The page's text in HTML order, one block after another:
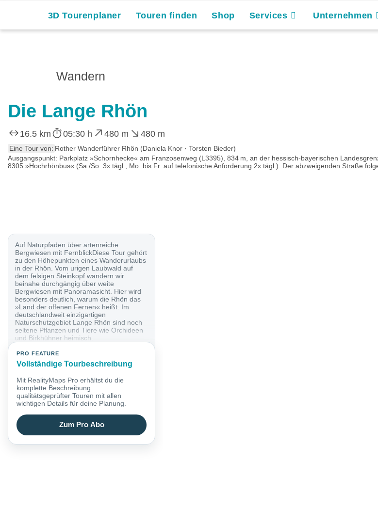
3D Tourenplaner Touren finden Shop Services Unternehmen
Wandern
Die Lange Rhön
16.5 km 05:30 h 480 m 480 m
Eine Tour von: Rother Wanderführer Rhön (Daniela Knor · Torsten Bieder)
Ausgangspunkt: Parkplatz »Schornhecke« am Franzosenweg (L3395), 834 m, an der hessisch-bayerischen
8305 »Hochrhönbus« (Sa./So. 3x tägl., Mo. bis Fr. auf telefonische Anforderung 2x tägl.). Der abzweigenden Straße
Auf Naturpfaden über artenreiche
Bergwiesen mit FernblickDiese Tour gehört
zu den Höhepunkten eines Wanderurlaubs
in der Rhön. Vom urigen Laubwald auf
dem felsigen Steinkopf wandern wir
beinahe durchgängig über weite
Bergwiesen mit Panoramasicht. Hier wird
besonders deutlich, warum die Rhön das
»Land der offenen Fernen« heißt. Im
deutschlandweit einzigartigen
Naturschutzgebiet Lange Rhön sind noch
seltene Pflanzen und Tiere wie Orchideen
und Birkhühner heimisch.
PRO FEATURE
Vollständige Tourbeschreibung
Mit RealityMaps Pro erhältst du die
komplette Beschreibung
qualitätsgeprüfter Touren mit allen
wichtigen Details für deine Planung.
Zum Pro Abo